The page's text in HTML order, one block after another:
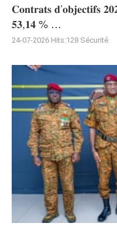
𝐂𝐨𝐧𝐭𝐫𝐚𝐭𝐬 𝐝’𝐨𝐛𝐣𝐞𝐜𝐭𝐢𝐟𝐬
𝟓𝟑,𝟏𝟒 % …
24-07-2026 Hits:128 Sécurité